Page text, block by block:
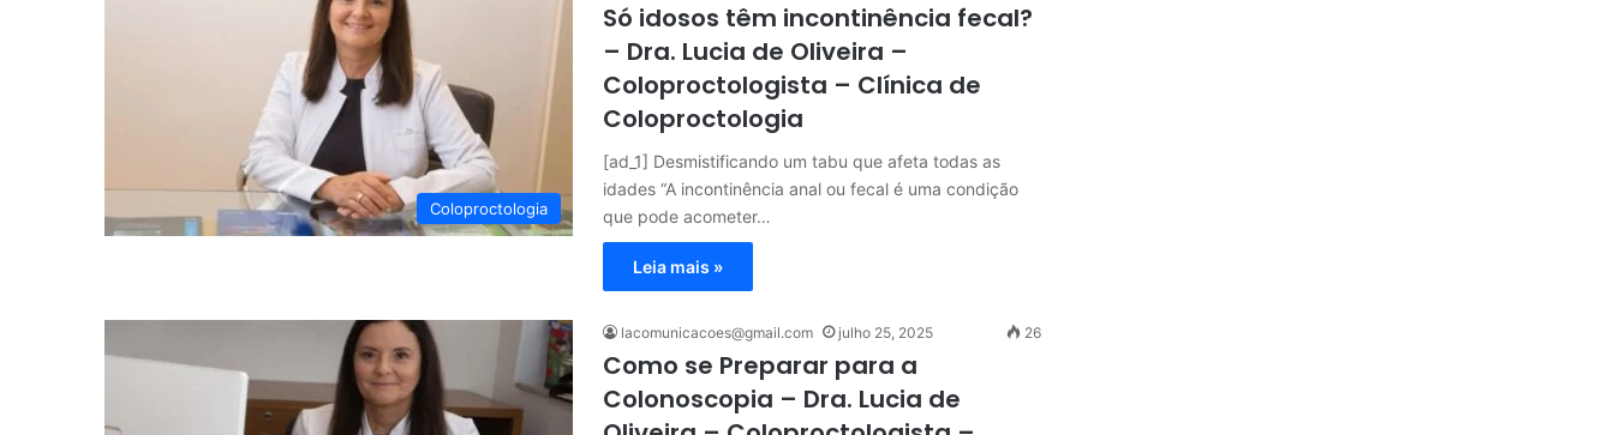
Coloproctologia
Só idosos têm incontinência fecal?
– Dra. Lucia de Oliveira –
Coloproctologista – Clínica de
Coloproctologia
[ad_1] Desmistificando um tabu que afeta todas as
idades “A incontinência anal ou fecal é uma condição
que pode acometer…
Leia mais »
lacomunicacoes@gmail.com julho 25, 2025 26
Como se Preparar para a
Colonoscopia – Dra. Lucia de